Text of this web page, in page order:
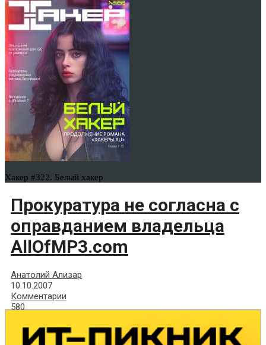
Хакер #322. Белый хакер
Прокуратура не согласна с
оправданием владельца
AllOfMP3.com
Анатолий Ализар
10.10.2007
Комментарии
580